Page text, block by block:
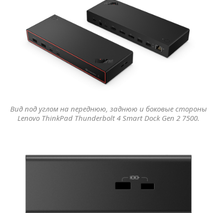
Вид под углом на переднюю, заднюю и боковые стороны
Lenovo ThinkPad Thunderbolt 4 Smart Dock Gen 2 7500.